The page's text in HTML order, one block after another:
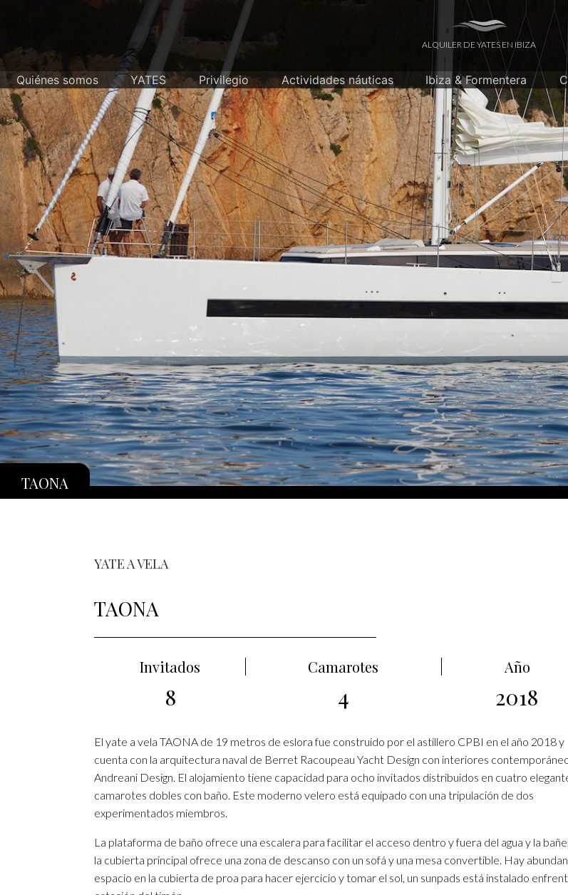
ALQUILER DE YATES EN IBIZA
Quiénes somos YATES Privilegio Actividades náuticas Ibiza & Formentera
TAONA
YATE A VELA
TAONA
Invitados Camarotes Año
8 4 2018
El yate a vela TAONA de 19 metros de eslora fue construido por el astillero CPBI en el año 2018 y
cuenta con la arquitectura naval de Berret Racoupeau Yacht Design con interiores
Andreani Design. El alojamiento tiene capacidad para ocho invitados distribuidos en cuatro
camarotes dobles con baño. Este moderno velero está equipado con una tripulación de dos
experimentados miembros.
La plataforma de baño ofrece una escalera para facilitar el acceso dentro y fuera del agua y la
la cubierta principal ofrece una zona de descanso con un sofá y una mesa convertible. Hay
espacio en la cubierta de proa para hacer ejercicio y tomar el sol, un sunpads está instalado